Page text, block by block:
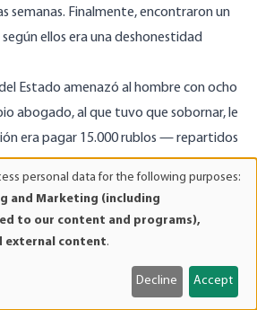
semanas. Finalmente, encontraron un
ellos era una deshonestidad
del Estado amenazó al hombre con ocho
abogado, al que tuvo que sobornar, le
era pagar 15.000 rublos — repartidos
y el juez— para que el asunto
su intransigencia previa imponiéndole
de un año.
deshonestos afectó incluso al mundo
profesores aceptaron sobornos
personal data for the following purposes:
and Marketing (including
to our content and programs),
external content.
Decline Accept